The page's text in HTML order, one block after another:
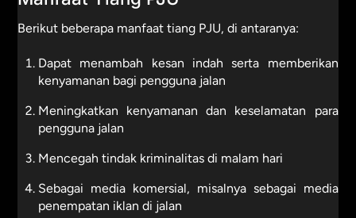
Berikut beberapa manfaat tiang PJU, di antaranya:
Dapat menambah kesan indah serta memberikan
kenyamanan bagi pengguna jalan
Meningkatkan kenyamanan dan keselamatan para
pengguna jalan
Mencegah tindak kriminalitas di malam hari
Sebagai media komersial, misalnya sebagai media
penempatan iklan di jalan